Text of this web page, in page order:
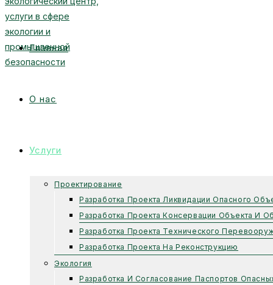
Главная
О нас
Услуги
Проектирование
Разработка Проекта Ликвидации Опасного
Разработка Проекта Консервации Объекта И
Разработка Проекта Технического
Разработка Проекта На Реконструкцию
Экология
Разработка И Согласование Паспортов